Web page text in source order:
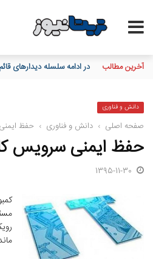
آخرین مطالب در ادامه سلسله دیدارهای
دانش و فناوری
صفحه اصلی › دانش و فناوری › حفظ
حفظ ایمنی سرویس
1395-11-30